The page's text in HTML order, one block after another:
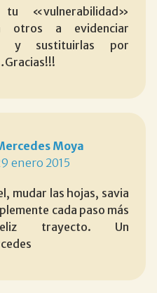
tu «vulnerabilidad»
otros a evidenciar
y sustituirlas por
Moya
enero 2015
mudar las hojas, savia
cada paso más
trayecto. Un